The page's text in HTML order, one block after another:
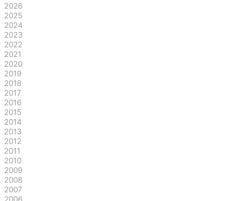
2026
2025
2024
2023
2022
2021
2020
2019
2018
2017
2016
2015
2014
2013
2012
2011
2010
2009
2008
2007